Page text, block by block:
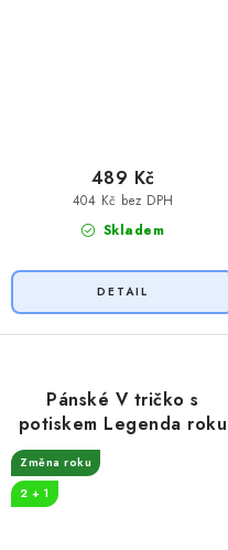
Skladem
404 Kč bez DPH
489 Kč
Pánské V tričko s
potiskem Legenda roku
Změna roku
2 + 1